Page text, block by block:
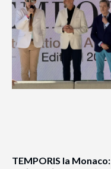
TEMPORIS la Monaco: